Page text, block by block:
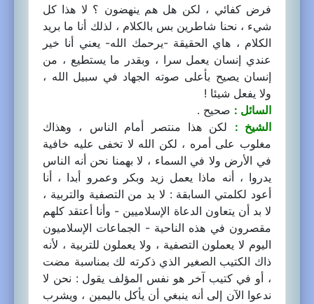
فرض كفائي ، لكن هل هم ينهضون ؟ لا هذا كل
شيء ، نحنا شاطرين بس بالكلام ، لذلك أنا ما بريد
الكلام ، هاي الحقيقة -يرحمك الله- يعني أنا خير
عندي إنسان يعمل سرا ، وبقدر ما يستطيع ، من
إنسان يصيح بأعلى صوته الجهاد في سبيل الله ،
ولا يفعل شيئا !
السائل : صحيح .
الشيخ : لكن هذا منتصر أمام الناس ، وهذاك
مغلوب على أمره ، لكن الله لا تخفى عليه خافية
في الأرض ولا في السماء ، لا بهمنا نحن أنه الناس
يدروا ، أنه ماذا يعمل زيد وبكر وعمرو أبدا ، أنا
أعود لكلمتي السابقة : لا بد من التصفية والتربية ،
لا بد أن يتعاون الدعاة الإسلاميين - وأنا أعتقد كلهم
مقصرون في هذه الناحية - الجماعات الإسلاميون
اليوم لا يعملون التصفية ، ولا يعملون للتربية ، لأنه
ذاك الكتيب الصغير الذي ذكرته لك بمناسبة مضت
، أو في كتيب آخر هو نفس المؤلف يقول : نحن لا
ندعوا الآن إلى أنه ينبغي أن يأكل باليمين ، ويشرب